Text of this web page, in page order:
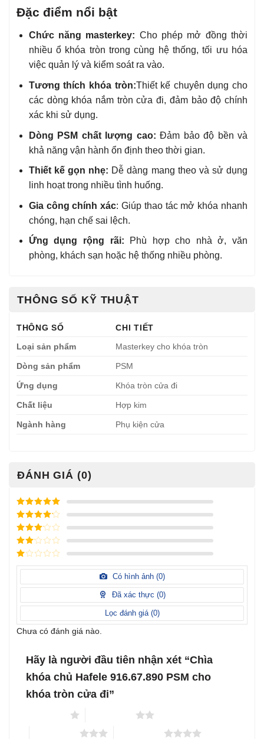
Đặc điểm nổi bật
Chức năng masterkey: Cho phép mở đồng thời
nhiều ổ khóa tròn trong cùng hệ thống, tối ưu hóa
việc quản lý và kiểm soát ra vào.
Tương thích khóa tròn:Thiết kế chuyên dụng cho
các dòng khóa nắm tròn cửa đi, đảm bảo độ chính
xác khi sử dụng.
Dòng PSM chất lượng cao: Đảm bảo độ bền và
khả năng vận hành ổn định theo thời gian.
Thiết kế gọn nhẹ: Dễ dàng mang theo và sử dụng
linh hoạt trong nhiều tình huống.
Gia công chính xác: Giúp thao tác mở khóa nhanh
chóng, hạn chế sai lệch.
Ứng dụng rộng rãi: Phù hợp cho nhà ở, văn
phòng, khách sạn hoặc hệ thống nhiều phòng.
THÔNG SỐ KỸ THUẬT
THÔNG SỐ
CHI TIẾT
Loại sản phẩm
Masterkey cho khóa tròn
Dòng sản phẩm PSM
Ứng dụng Khóa tròn cửa đi
Chất liệu Hợp kim
Ngành hàng Phụ kiện cửa
ĐÁNH GIÁ (0)
Được xếp
hạng
5
5
sao
Được xếp
hạng
4
5
sao
Được
xếp
hạng3
5 sao
Được
hạng
sao
Được
hạng
sao
Có hình ảnh (0)
Đã xác thực (0)
Lọc đánh giá (0)
Chưa có đánh giá nào.
Hãy là người đầu tiên nhận xét “Chìa
khóa chủ Hafele 916.67.890 PSM cho
khóa tròn cửa đi”